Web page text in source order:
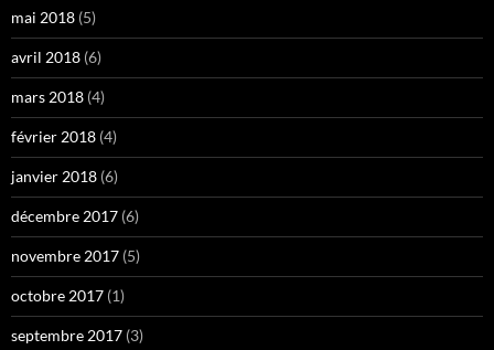
mai 2018 (5)
avril 2018 (6)
mars 2018 (4)
février 2018 (4)
janvier 2018 (6)
décembre 2017 (6)
novembre 2017 (5)
octobre 2017 (1)
septembre 2017 (3)